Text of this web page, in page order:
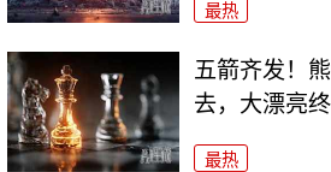
最热
五箭齐发！
去，大漂亮
最热